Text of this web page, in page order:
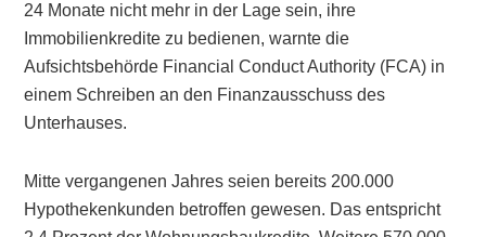
24 Monate nicht mehr in der Lage sein, ihre
Immobilienkredite zu bedienen, warnte die
Aufsichtsbehörde Financial Conduct Authority (FCA) in
einem Schreiben an den Finanzausschuss des
Unterhauses.
Mitte vergangenen Jahres seien bereits 200.000
Hypothekenkunden betroffen gewesen. Das entspricht